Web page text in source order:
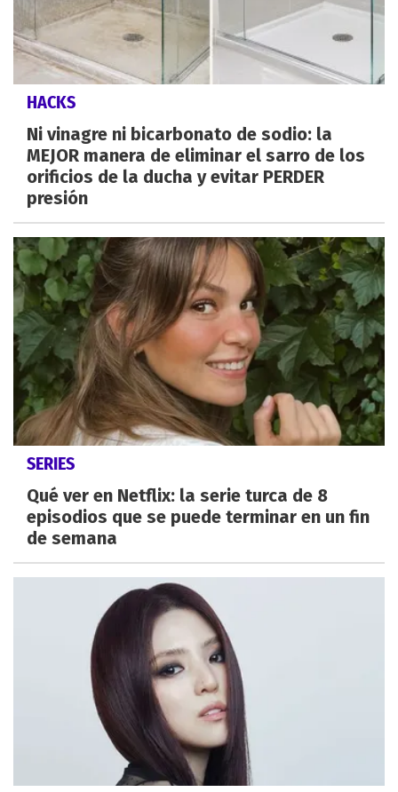
HACKS
Ni vinagre ni bicarbonato de sodio: la
MEJOR manera de eliminar el sarro de los
orificios de la ducha y evitar PERDER
presión
SERIES
Qué ver en Netflix: la serie turca de 8
episodios que se puede terminar en un fin
de semana